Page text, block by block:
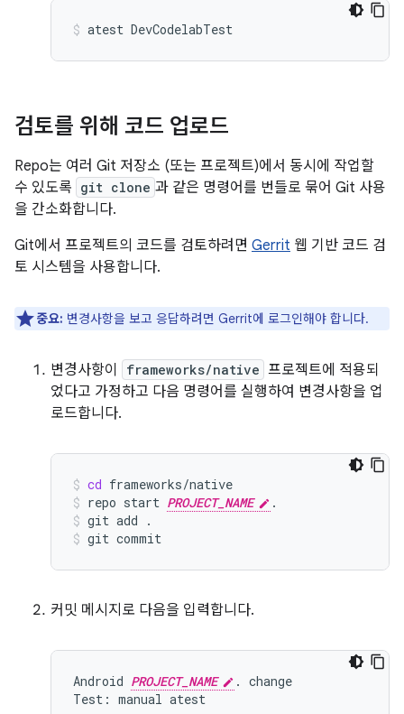
atest DevCodelabTest
검토를 위해 코드 업로드
Repo는 여러 Git 저장소 (또는 프로젝트)에서 동시에 작업할
수 있도록 git clone 과 같은 명령어를 번들로 묶어 Git 사용
을 간소화합니다.
Git에서 프로젝트의 코드를 검토하려면 Gerrit 웹 기반 코드 검
토 시스템을 사용합니다.
중요: 변경사항을 보고 응답하려면 Gerrit에 로그인해야 합니다.
변경사항이 frameworks/native 프로젝트에 적용되
었다고 가정하고 다음 명령어를 실행하여 변경사항을 업
로드합니다.
cd frameworks/native
repo start PROJECT_NAME
.
git add
.
git commit
커밋 메시지로 다음을 입력합니다.
Android PROJECT_NAME
. change